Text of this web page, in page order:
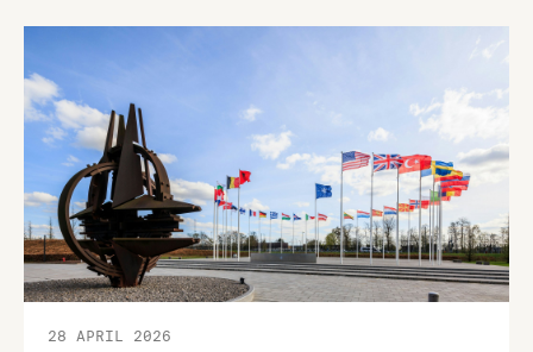
28 APRIL 2026